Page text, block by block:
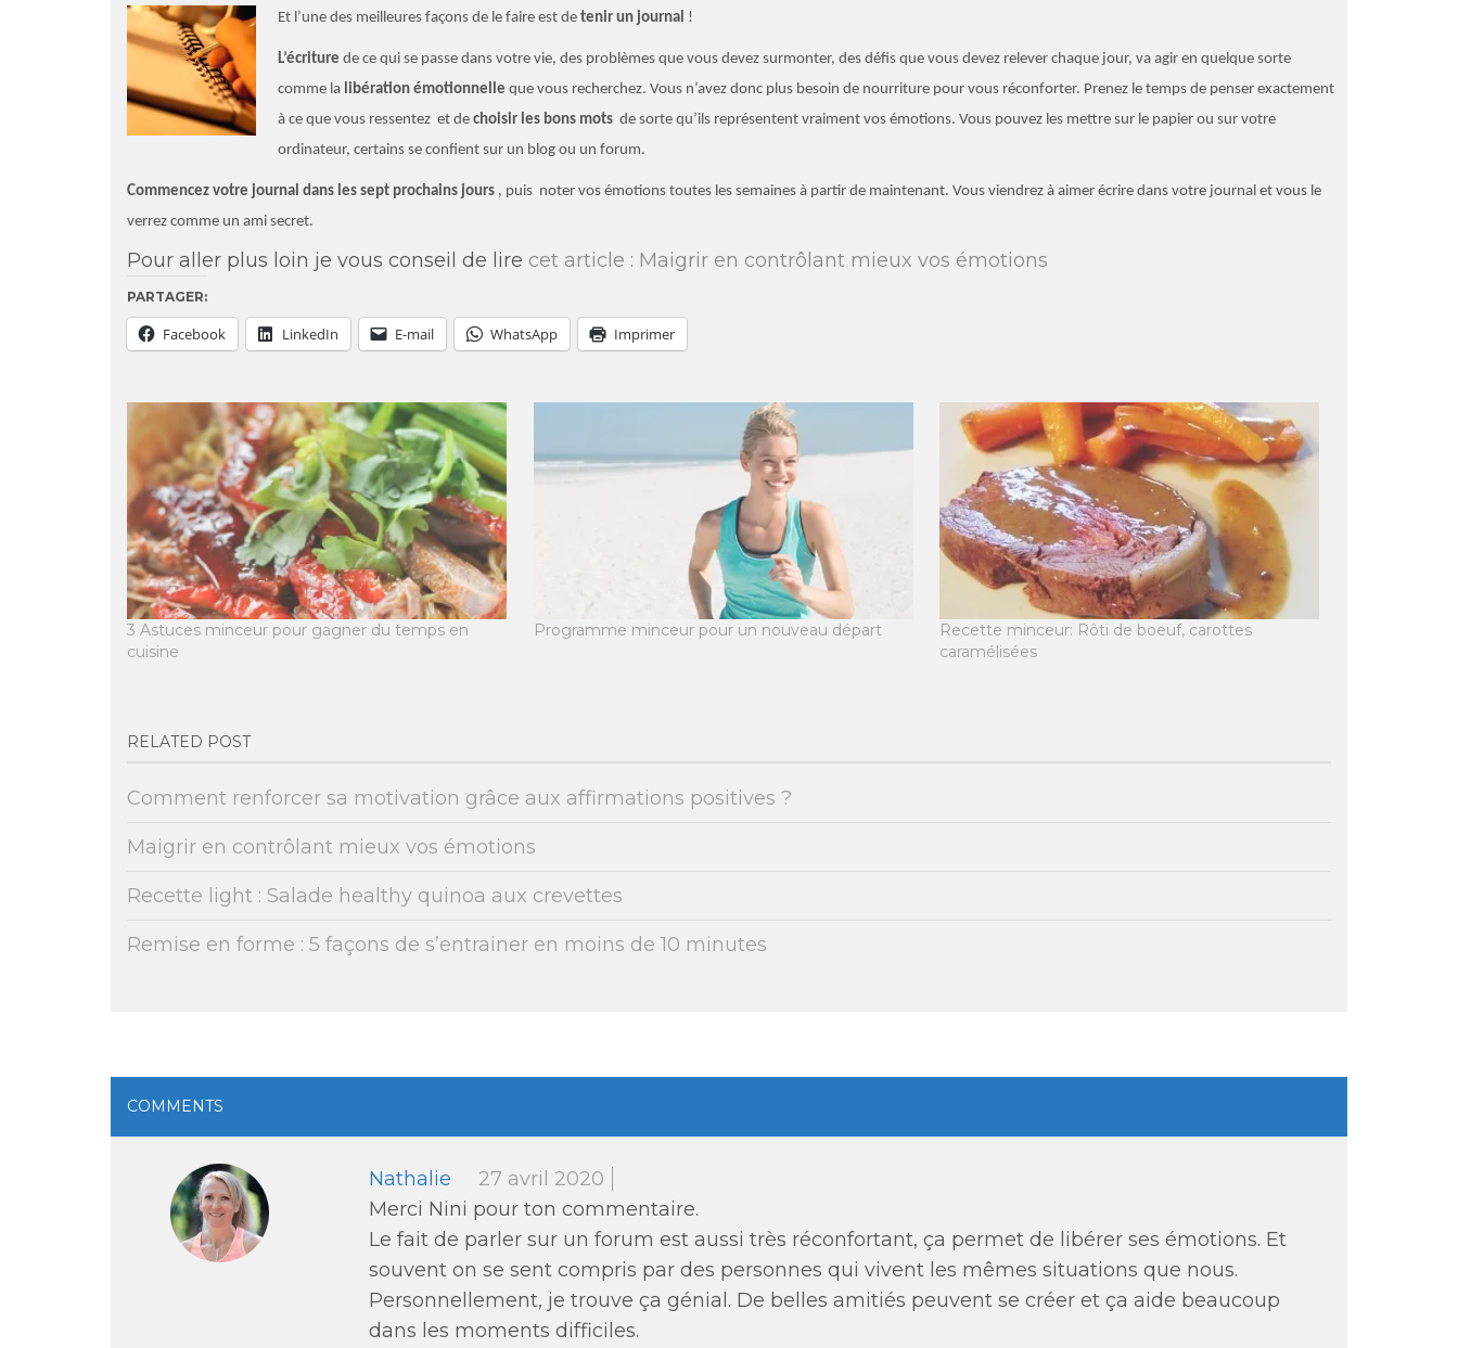
Et l’une des meilleures façons de le faire est de tenir un journal !
L’écriture de ce qui se passe dans votre vie, des problèmes que vous devez surmonter, des défis que vous devez relever chaque jour, va agir en quelque sorte
comme la libération émotionnelle que vous recherchez. Vous n’avez donc plus besoin de nourriture pour vous réconforter. Prenez le temps de penser exactement
à ce que vous ressentez et de choisir les bons mots de sorte qu’ils représentent vraiment vos émotions. Vous pouvez les mettre sur le papier ou sur votre
ordinateur, certains se confient sur un blog ou un forum.
Commencez votre journal dans les sept prochains jours , puis noter vos émotions toutes les semaines à partir de maintenant. Vous viendrez à aimer écrire dans votre journal et vous le
verrez comme un ami secret.
Pour aller plus loin je vous conseil de lire cet article : Maigrir en contrôlant mieux vos émotions
PARTAGER:
Facebook LinkedIn E-mail WhatsApp Imprimer
3 Astuces minceur pour gagner du temps en
cuisine
Programme minceur pour un nouveau départ
Recette minceur: Rôti de boeuf, carottes
caramélisées
RELATED POST
Comment renforcer sa motivation grâce aux affirmations positives ?
Maigrir en contrôlant mieux vos émotions
Recette light : Salade healthy quinoa aux crevettes
Remise en forme : 5 façons de s’entrainer en moins de 10 minutes
COMMENTS
Nathalie
27 avril 2020
Merci Nini pour ton commentaire.
Le fait de parler sur un forum est aussi très réconfortant, ça permet de libérer ses émotions. Et
souvent on se sent compris par des personnes qui vivent les mêmes situations que nous.
Personnellement, je trouve ça génial. De belles amitiés peuvent se créer et ça aide beaucoup
dans les moments difficiles.